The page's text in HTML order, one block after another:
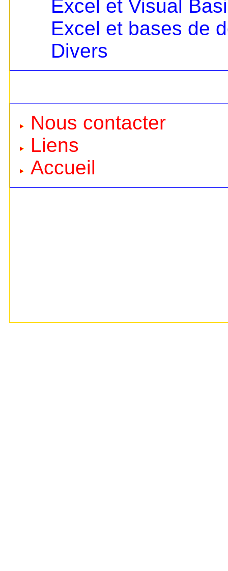
Excel et Visual
Excel et bases de
Divers
Nous contacter
Liens
Accueil